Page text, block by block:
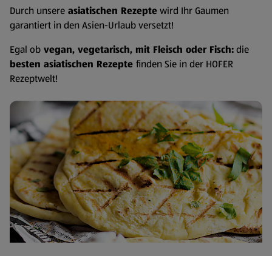
Durch unsere asiatischen Rezeptewird Ihr Gaumen
garantiert in den Asien-Urlaub versetzt!
Egal ob vegan, vegetarisch, mit Fleisch oder Fisch:die
besten asiatischen Rezepte finden Sie in der HOFER
Rezeptwelt!